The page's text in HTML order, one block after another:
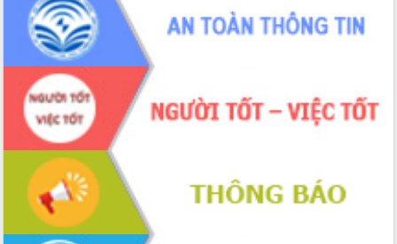
Đắk Lắk nỗ lực thúc đẩy tăng trưởng
kinh tế từ 10% trở lên trong Quý
II/2026
Đắk Lắk ký kết thỏa thuận hợp tác về
chuyển đổi số giai đoạn 2026 – 2030
với Tập đoàn Bưu chính Viễn thông
Việt Nam
Thứ trưởng Bộ Y tế làm việc với tỉnh
Đắk Lắk về phát triển nhân lực y tế
cho trạm y tế cấp xã
Du lịch Đắk Lắk nâng tầm trải nghiệm
du khách thông qua Hệ thống cơ sở dữ
liệu và Bản đồ số